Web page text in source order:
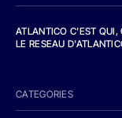
ATLANTICO C'EST QUI,
LE RESEAU
CATEGORIES